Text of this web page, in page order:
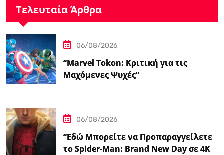
Τελευταία Άρθρα
06/08/2026
“Marvel Tokon: Κριτική για τις
Μαχόμενες Ψυχές”
06/08/2026
“Εδώ Μπορείτε να Προπαραγγείλετε
το Spider-Man: Brand New Day σε 4K